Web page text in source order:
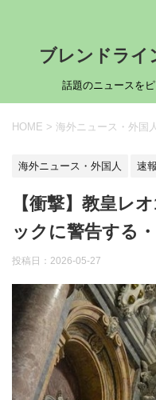
ブレンドライ
話題のニュースを
HOME > 海外ニュース・外国人
海外ニュース・外国人 速報
【衝撃】教皇レ
ックに警告する
投稿日： 2026-05-27